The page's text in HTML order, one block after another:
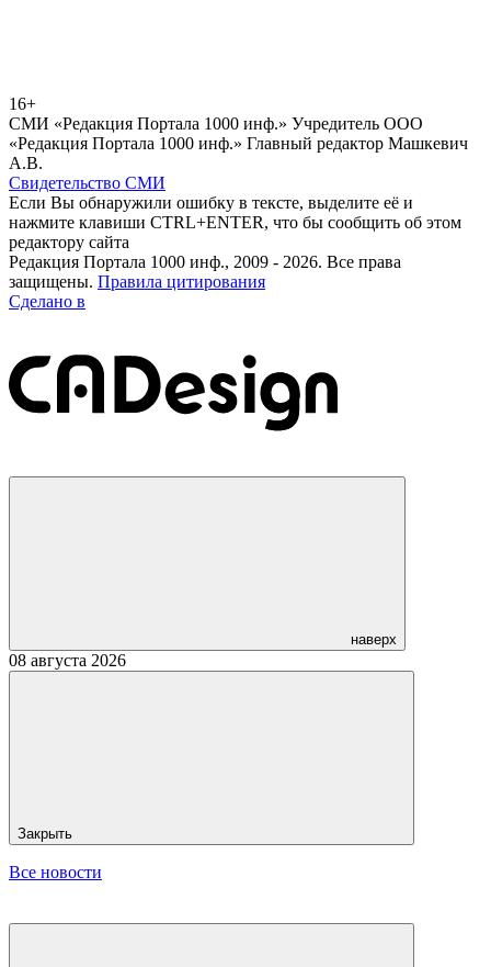
16+
СМИ «Редакция Портала 1000 инф.» Учредитель ООО
«Редакция Портала 1000 инф.» Главный редактор Машкевич
А.В.
Свидетельство СМИ
Если Вы обнаружили ошибку в тексте, выделите её и
нажмите клавиши CTRL+ENTER, что бы сообщить об этом
редактору сайта
Редакция Портала 1000 инф., 2009 - 2026. Все права
защищены. Правила цитирования
Сделано в
наверх
08 августа 2026
Закрыть
Все новости